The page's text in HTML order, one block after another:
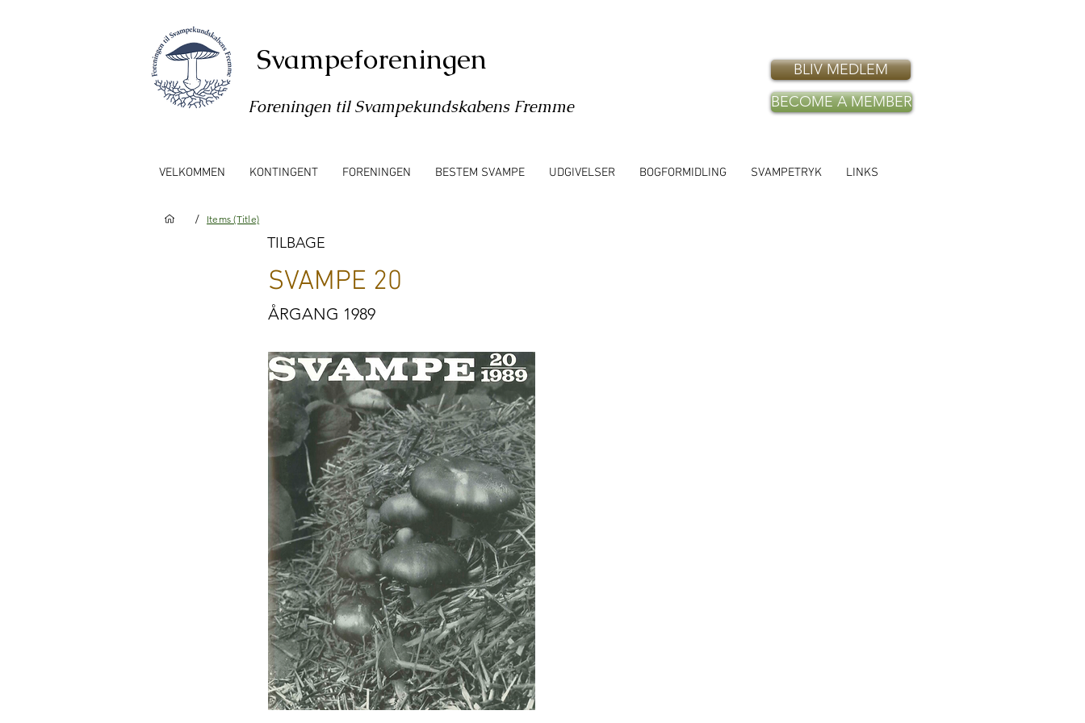
Svampeforeningen
Foreningen til Svampekundskabens Fremme
BLIV MEDLEM
BECOME A MEMBER
VELKOMMEN KONTINGENT FORENINGEN BESTEM SVAMPE UDGIVELSER BOGFORMIDLING SVAMPETRYK LINKS
TILBAGE
SVAMPE 20
ÅRGANG 1989
/ Items (Title)